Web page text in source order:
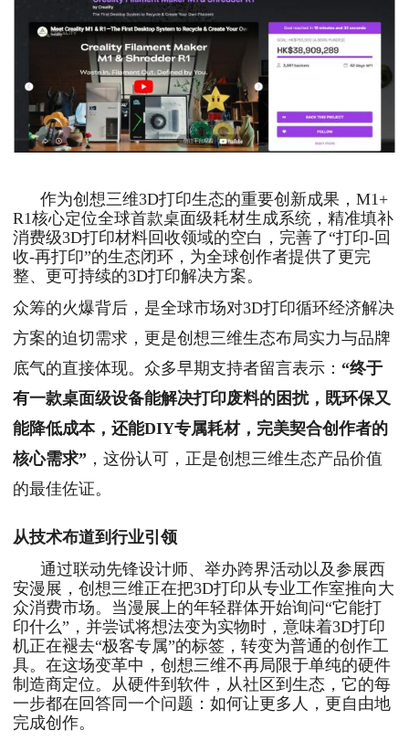
作为创想三维3D打印生态的重要创新成果，M1+
R1核心定位全球首款桌面级耗材生成系统，精准填补
消费级3D打印材料回收领域的空白，完善了“打印-回
收-再打印”的生态闭环，为全球创作者提供了更完
整、更可持续的3D打印解决方案。
众筹的火爆背后，是全球市场对3D打印循环经济解决
方案的迫切需求，更是创想三维生态布局实力与品牌
底气的直接体现。众多早期支持者留言表示： “终于
有一款桌面级设备能解决打印废料的困扰，既环保又
能降低成本，还能DIY专属耗材，完美契合创作者的
核心需求” ，这份认可，正是创想三维生态产品价值
的最佳佐证。
从技术布道到行业引领
通过联动先锋设计师、举办跨界活动以及参展西
安漫展，创想三维正在把3D打印从专业工作室推向大
众消费市场。当漫展上的年轻群体开始询问“它能打
印什么”，并尝试将想法变为实物时，意味着3D打印
机正在褪去“极客专属”的标签，转变为普通的创作工
具。在这场变革中，创想三维不再局限于单纯的硬件
制造商定位。从硬件到软件，从社区到生态，它的每
一步都在回答同一个问题：如何让更多人，更自由地
完成创作。